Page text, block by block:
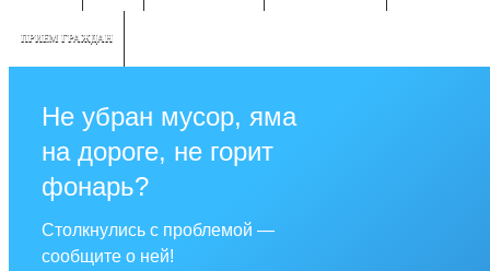
ПРИЕМ ГРАЖДАН
Не убран мусор, яма
на дороге, не горит
фонарь?
Столкнулись с проблемой —
сообщите о ней!